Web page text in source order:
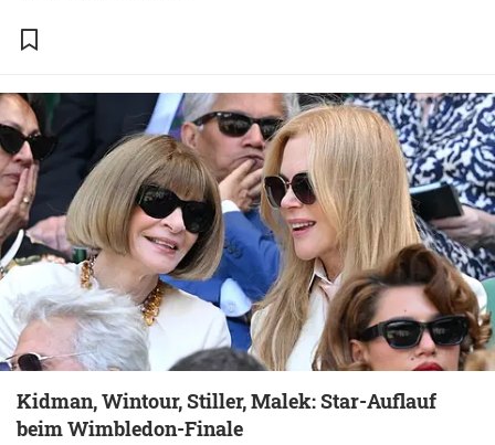
Kidman, Wintour, Stiller, Malek: Star-Auflauf
beim Wimbledon-Finale